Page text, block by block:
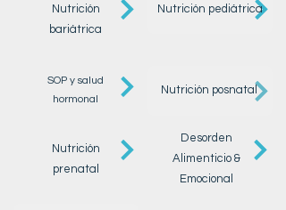
Nutrición
bariátrica
Nutrición pediátrica
SOP y salud
hormonal
Nutrición posnatal
Nutrición
prenatal
Desorden
Alimenticio &
Emocional